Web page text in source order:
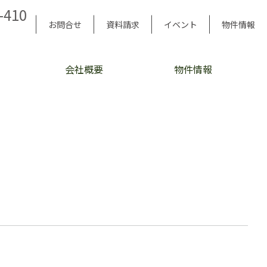
お問合せ 資料請求 イベント 物件情報
会社概要 物件情報